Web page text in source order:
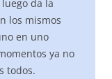
da la
los mismos
en uno
ya no
todos.